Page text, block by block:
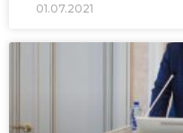
01.07.2021